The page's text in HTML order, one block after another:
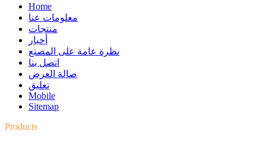
Home
معلومات عنا
منتجات
أخبار
نظرة عامة على المصنع
اتصل بنا
صالة العرض
تعليق
Mobile
Sitemap
Products